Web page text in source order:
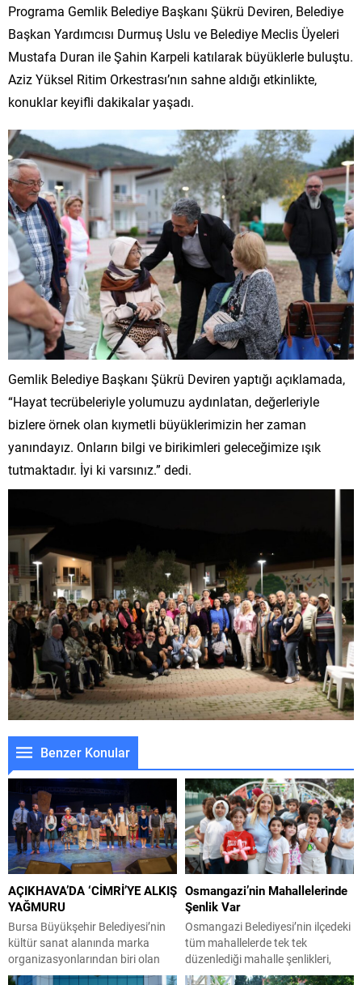
Programa Gemlik Belediye Başkanı Şükrü Deviren, Belediye
Başkan Yardımcısı Durmuş Uslu ve Belediye Meclis Üyeleri
Mustafa Duran ile Şahin Karpeli katılarak büyüklerle buluştu.
Aziz Yüksel Ritim Orkestrası’nın sahne aldığı etkinlikte,
konuklar keyifli dakikalar yaşadı.
Gemlik Belediye Başkanı Şükrü Deviren yaptığı açıklamada,
“Hayat tecrübeleriyle yolumuzu aydınlatan, değerleriyle
bizlere örnek olan kıymetli büyüklerimizin her zaman
yanındayız. Onların bilgi ve birikimleri geleceğimize ışık
tutmaktadır. İyi ki varsınız.” dedi.
Benzer Konular
AÇIKHAVA’DA ‘CİMRİ’YE ALKIŞ
YAĞMURU
Bursa Büyükşehir Belediyesi’nin
kültür sanat alanında marka
organizasyonlarından biri olan
Uluslararası Bursa Festivali
Osmangazi’nin Mahallelerinde
Şenlik Var
Osmangazi Belediyesi’nin ilçedeki
tüm mahallelerde tek tek
düzenlediği mahalle şenlikleri,
Osmangazililere eğlence dolu